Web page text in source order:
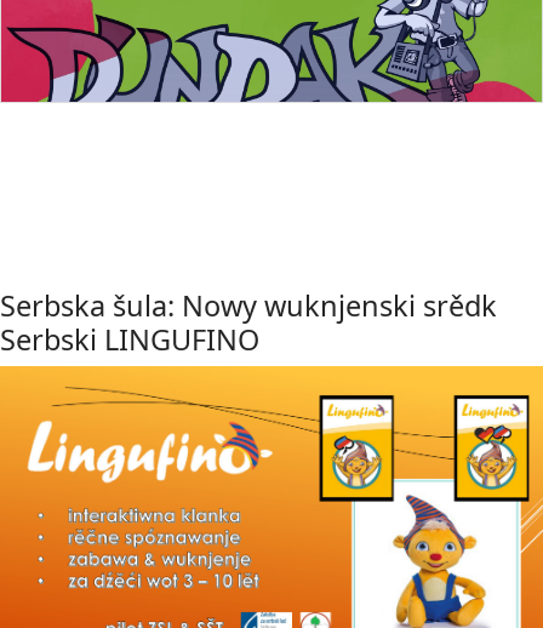
Serbska šula: Nowy wuknjenski srědk
Serbski LINGUFINO